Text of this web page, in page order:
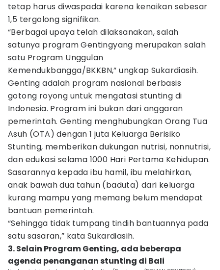
tetap harus diwaspadai karena kenaikan sebesar
1,5 tergolong signifikan.
“Berbagai upaya telah dilaksanakan, salah
satunya program Gentingyang merupakan salah
satu Program Unggulan
Kemendukbangga/BKKBN,” ungkap Sukardiasih.
Genting adalah program nasional berbasis
gotong royong untuk mengatasi stunting di
Indonesia. Program ini bukan dari anggaran
pemerintah. Genting menghubungkan Orang Tua
Asuh (OTA) dengan 1 juta Keluarga Berisiko
Stunting, memberikan dukungan nutrisi, nonnutrisi,
dan edukasi selama 1000 Hari Pertama Kehidupan.
Sasarannya kepada ibu hamil, ibu melahirkan,
anak bawah dua tahun (baduta) dari keluarga
kurang mampu yang memang belum mendapat
bantuan pemerintah.
“Sehingga tidak tumpang tindih bantuannya pada
satu sasaran,” kata Sukardiasih.
3. Selain Program Genting, ada beberapa
agenda penanganan stunting di Bali